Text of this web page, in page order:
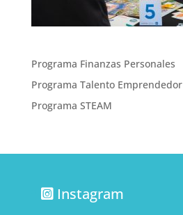
Programa Finanzas Personales
Programa Talento Emprendedor
Programa STEAM
Instagram